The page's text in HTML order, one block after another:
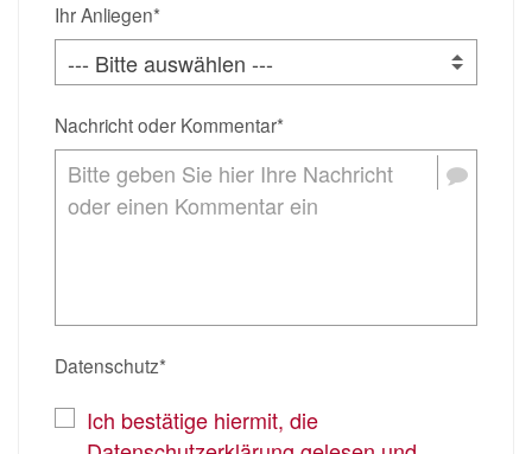
Ihr Anliegen*
Nachricht oder Kommentar*
Datenschutz*
Ich bestätige hiermit, die